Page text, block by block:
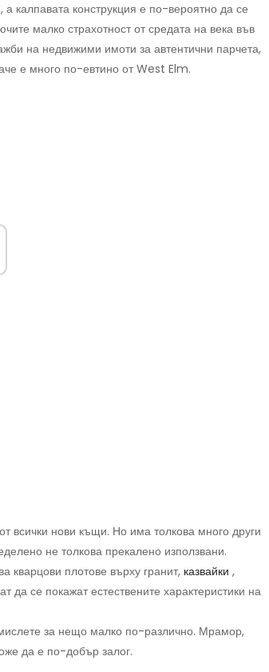
калпавата конструкция е по-вероятно да се
малко страхотност от средата на века във
на недвижими имоти за автентични парчета,
е много по-евтино от West Elm.
всички нови къщи. Но има толкова много други
не толкова прекалено използвани.
плотове върху гранит, казвайки ,
да се покажат естествените характеристики на
за нещо малко по-различно. Мрамор,
да е по-добър залог.